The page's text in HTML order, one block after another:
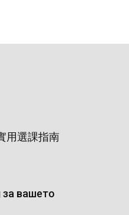
用選課指南
за вашето